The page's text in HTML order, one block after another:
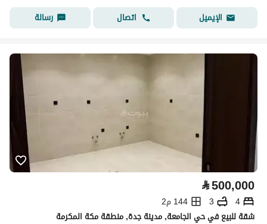
الإيميل
اتصال رسالة
⃁500,000
4
3
144 م2
شقة للبيع في حي الجامعة, مدينة جدة, منطقة مكة المكرمة